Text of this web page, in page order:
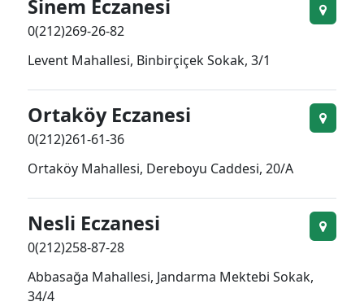
Sinem Eczanesi
0(212)269-26-82
Levent Mahallesi, Binbirçiçek Sokak, 3/1
Ortaköy Eczanesi
0(212)261-61-36
Ortaköy Mahallesi, Dereboyu Caddesi, 20/A
Nesli Eczanesi
0(212)258-87-28
Abbasağa Mahallesi, Jandarma Mektebi Sokak,
34/4